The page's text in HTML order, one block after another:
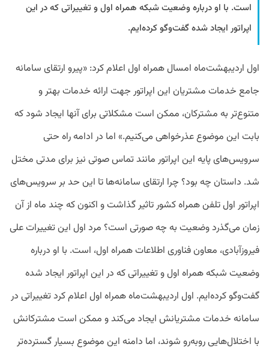
است. با او درباره وضعیت شبکه همراه اول و تغییراتی که در این
اپراتور ایجاد شده گفت‌وگو کرده‌ایم.
اول اردیبهشت‌ماه امسال همراه اول اعلام کرد: «پیرو ارتقای سامانه
جامع خدمات مشتریان این اپراتور جهت ارائه خدمات بهتر و
متنوع‌تر به مشترکان، ممکن است مشکلاتی برای آنها ایجاد شود که
بابت این موضوع عذرخواهی می‌کنیم.» اما در ادامه راه حتی
سرویس‌های پایه این اپراتور مانند تماس صوتی نیز برای مدتی مختل
شد. داستان چه بود؟ چرا ارتقای سامانه‌ها تا این حد بر سرویس‌های
اپراتور اول تلفن همراه کشور تاثیر گذاشت و اکنون که چند ماه از آن
زمان می‌گذرد وضعیت به چه صورتی است؟ مرد اول این تغییرات علی
فیروزآبادی، معاون فناوری اطلاعات همراه اول، است. با او درباره
وضعیت شبکه همراه اول و تغییراتی که در این اپراتور ایجاد شده
گفت‌وگو کرده‌ایم. اول اردیبهشت‌ماه همراه اول اعلام کرد تغییراتی در
سامانه خدمات مشتریانش ایجاد می‌کند و ممکن است مشترکانش
با اختلال‌هایی روبه‌رو شوند، اما دامنه این موضوع بسیار گسترده‌تر